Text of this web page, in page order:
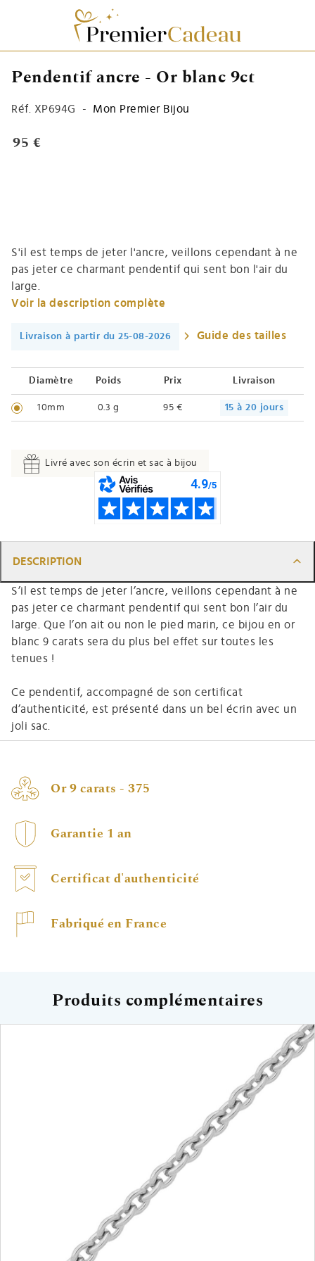
Pendentif ancre - Or blanc 9ct
Réf. XP694G - Mon Premier Bijou
95 €
S'il est temps de jeter l'ancre, veillons cependant à ne
pas jeter ce charmant pendentif qui sent bon l'air du
large.
Voir la description complète
Livraison à partir du 25-08-2026 Guide des tailles
Diamètre Poids Prix Livraison
10mm 0.3 g 95 € 15 à 20 jours
Livré avec son écrin et sac à bijou
DESCRIPTION
S’il est temps de jeter l’ancre, veillons cependant à ne
pas jeter ce charmant pendentif qui sent bon l’air du
large. Que l’on ait ou non le pied marin, ce bijou en or
blanc 9 carats sera du plus bel effet sur toutes les
tenues !
Ce pendentif, accompagné de son certificat
d’authenticité, est présenté dans un bel écrin avec un
joli sac.
Or 9 carats - 375
Garantie 1 an
Certificat d'authenticité
Fabriqué en France
Produits complémentaires